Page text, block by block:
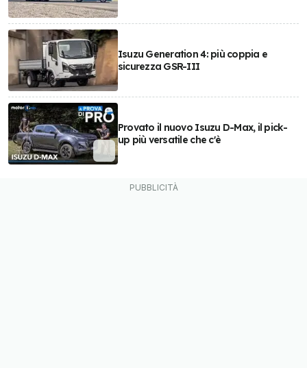
Isuzu Generation 4: più coppia e
sicurezza GSR-III
Provato il nuovo Isuzu D-Max, il pick-
up più versatile che c'è